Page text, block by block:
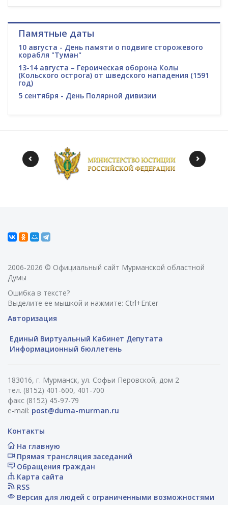
Памятные даты
10 августа - День памяти о подвиге сторожевого
корабля "Туман"
13-14 августа – Героическая оборона Колы
(Кольского острога) от шведского нападения (1591
год)
5 сентября - День Полярной дивизии
2006-2026 © Официальный сайт Мурманской областной
Думы
Ошибка в тексте?
Выделите ее мышкой и нажмите: Ctrl+Enter
Авторизация
Единый Виртуальный Кабинет Депутата
Информационный бюллетень
183016, г. Мурманск, ул. Софьи Перовской, дом 2
тел. (8152) 401-600, 401-700
факс (8152) 45-97-79
e-mail: post@duma-murman.ru
Контакты
На главную
Прямая трансляция заседаний
Обращения граждан
Карта сайта
RSS
Версия для людей с ограниченными возможностями